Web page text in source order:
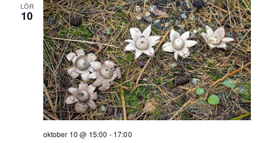
LÖR
10
oktober 10 @ 15:00 - 17:00